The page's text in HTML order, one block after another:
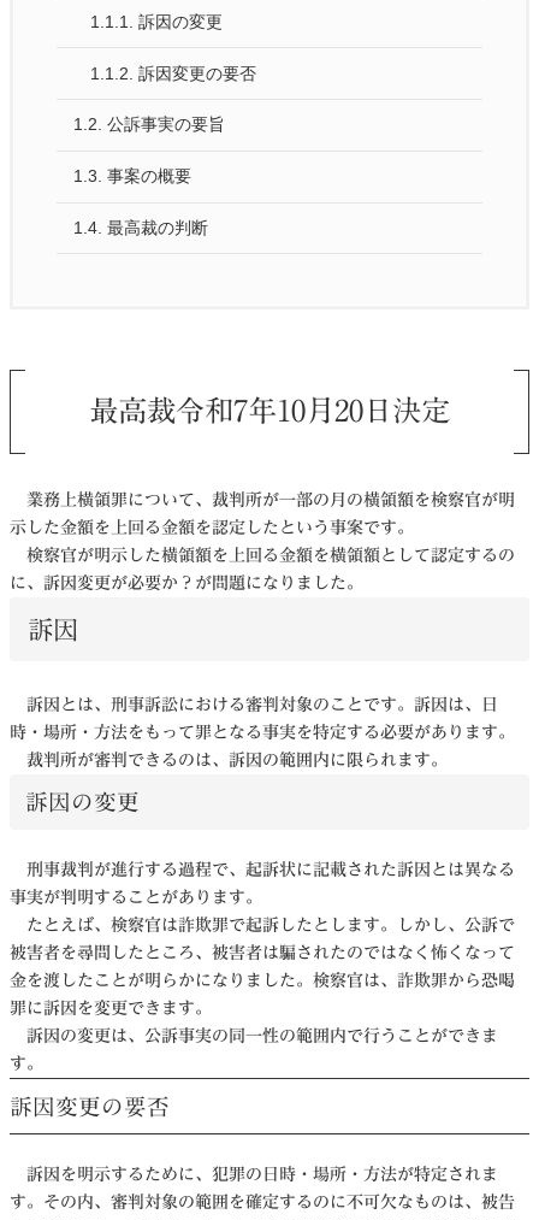
1.1.1. 訴因の変更
1.1.2. 訴因変更の要否
1.2. 公訴事実の要旨
1.3. 事案の概要
1.4. 最高裁の判断
最高裁令和7年10月20日決定
業務上横領罪について、裁判所が一部の月の横領額を検察官が明
示した金額を上回る金額を認定したという事案です。
検察官が明示した横領額を上回る金額を横領額として認定するの
に、訴因変更が必要か？が問題になりました。
訴因
訴因とは、刑事訴訟における審判対象のことです。訴因は、日
時・場所・方法をもって罪となる事実を特定する必要があります。
裁判所が審判できるのは、訴因の範囲内に限られます。
訴因の変更
刑事裁判が進行する過程で、起訴状に記載された訴因とは異なる
事実が判明することがあります。
たとえば、検察官は詐欺罪で起訴したとします。しかし、公訴で
被害者を尋問したところ、被害者は騙されたのではなく怖くなって
金を渡したことが明らかになりました。検察官は、詐欺罪から恐喝
罪に訴因を変更できます。
訴因の変更は、公訴事実の同一性の範囲内で行うことができま
す。
訴因変更の要否
訴因を明示するために、犯罪の日時・場所・方法が特定されま
す。その内、審判対象の範囲を確定するのに不可欠なものは、被告